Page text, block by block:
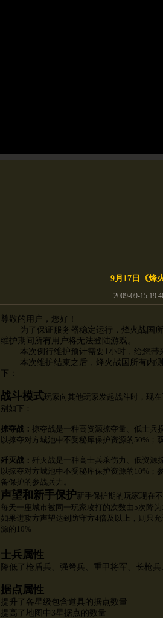
9月17日《烽
2009-09-15
尊敬的用户，您好！
为了保证服务器稳定运行，烽火战国所
维护期间所有用户将无法登陆游戏。
本次例行维护预计需要 1小时，给您带
本次维护结束之后，烽火战国所有内测
下：
战斗模式玩家向其他玩家发起战斗时，现
别如下：
掠夺战：掠夺战是一种高资源掠夺量、低士兵
以掠夺对方城池中不受秘库保护资源的50%；
歼灭战：歼灭战是一种高士兵杀伤力、低资源
以掠夺对方城池中不受秘库保护资源的10%；
备保护的参战兵力。
声望和新手保护新手保护期的玩家现在
每天一座城市被同一玩家攻打的次数由5次降为
如果进攻方声望达到防守方4倍及以上，则只
源的10%
士兵属性
降低了枪盾兵、强弩兵、重甲将军、长枪
据点属性
提升了各星级包含道具的据点数量
提高了地图中3星据点的数量